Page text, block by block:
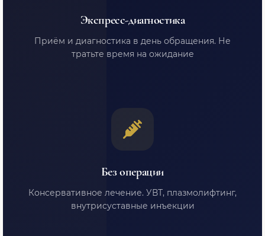
Экспресс-диагностика
Приём и диагностика в день обращения. Не
тратьте время на ожидание
Без операции
Консервативное лечение. УВТ, плазмолифтинг,
внутрисуставные инъекции